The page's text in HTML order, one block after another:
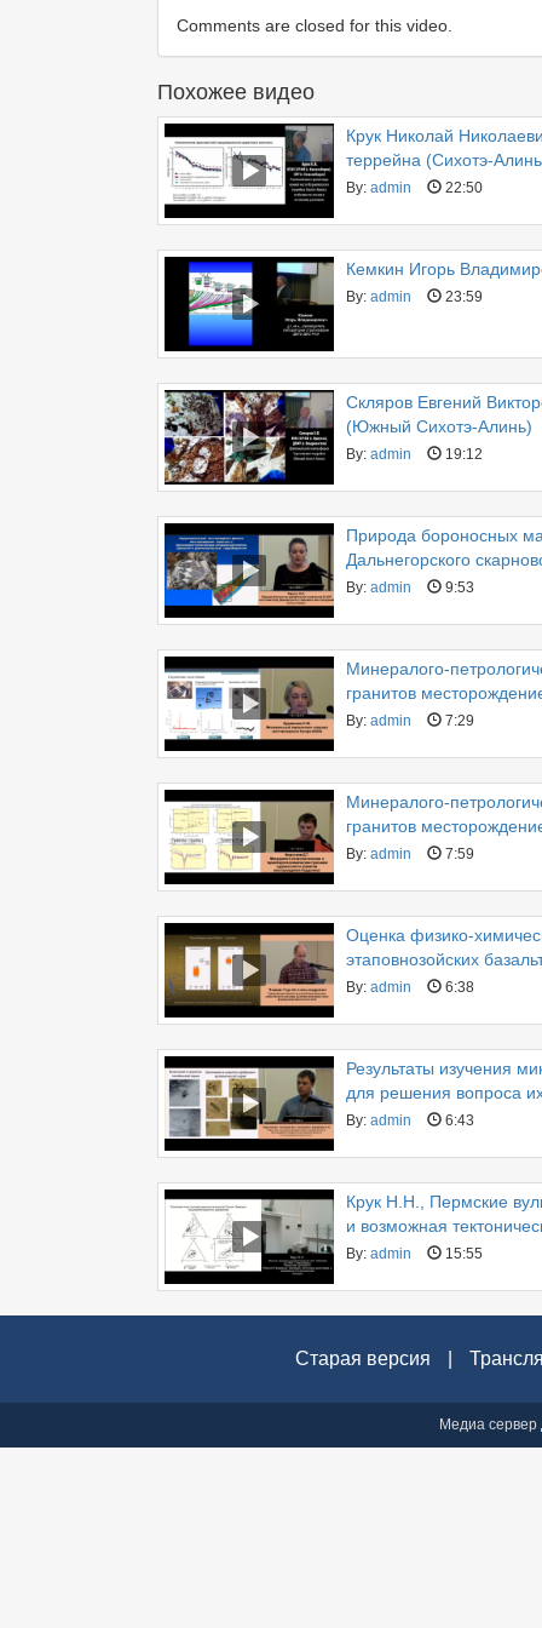
Comments are closed for this video.
Похожее видео
Крук Николай
террейна (Сихотэ-
By: admin 22:50
Кемкин Игорь
By: admin 23:59
Скляров Евгений
(Южный Сихотэ-Алинь)
By: admin 19:12
Природа бороносных
Дальнегорского
By: admin 9:53
Минералого-
гранитов
By: admin 7:29
Минералого-
гранитов
By: admin 7:59
Оценка физико-
этаповнозойских
By: admin 6:38
Результаты изучения
для решения вопроса
By: admin 6:43
Крук Н.Н., Пермские
и возможная
By: admin 15:55
Старая версия
Медиа